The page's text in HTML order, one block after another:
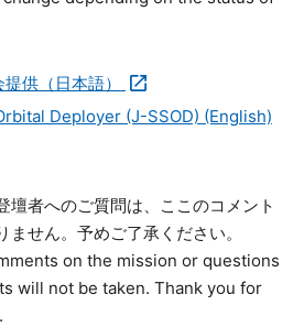
供（日本語）
Deployer (J-SSOD) (English)
壇者へのご質問は、ここのコメント
せん。予めご了承ください。
on the mission or questions
will not be taken. Thank you for